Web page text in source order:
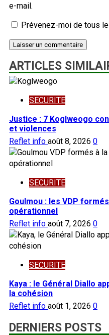
e-mail.
Prévenez-moi de tous
ARTICLES
SECURITE
Justice : 7 Koglweogo
et violences
Reflet info août 8, 2026 0
SECURITE
Goulmou : les VDP
opérationnel
Reflet info août 7, 2026 0
SECURITE
Kaya : le Général Diallo
la cohésion
Reflet info août 1, 2026 0
DERNIERS POSTS